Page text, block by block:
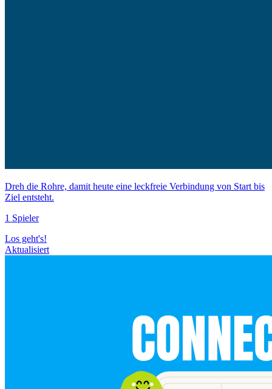
Dreh die Rohre, damit heute eine leckfreie Verbindung von Start bis
Ziel entsteht.
1 Spieler
Los geht's!
Aktualisiert